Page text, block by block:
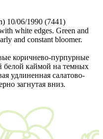
10/06/1990 (7441)
white edges. Green and
and constant bloomer.
коричнево-пурпурные
белой каймой на темных
удлиненная салатово-
загнутая вниз.